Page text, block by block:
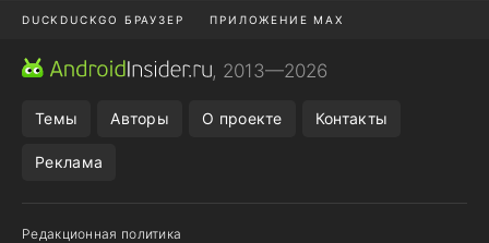
DUCKDUCKGO БРАУЗЕР ПРИЛОЖЕНИЕ MAX
ПРИЛОЖЕНИЯ ANDROID
, 2013—2026
Темы Авторы О проекте Контакты
Реклама
Редакционная политика